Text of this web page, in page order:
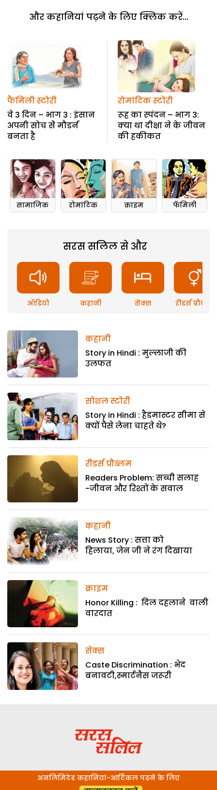
और कहानियां पढ़ने के लिए क्लिक करें...
फैमिली स्टोरी
वे 3 दिन – भाग 3 : इंसान
अपनी सोच सेे मौडर्न
बनता है
रोमांटिक स्टोरी
रूह का स्पंदन – भाग 3:
क्या था दीक्षा ने के जीवन
की हकीकत
सामाजिक रोमांटिक क्राइम फॅमिली
सरस सलिल से और
ऑडियो कहानी सेक्स रीडर्स प्रौब्लम
कहानी
Story in Hindi : मुल्लाजी की
उलफत
सोशल स्टोरी
Story in Hindi : हैडमास्टर सीमा से
क्यों पैसे लेना चाहते थे?
रीडर्स प्रौब्लम
Readers Problem: सच्ची सलाह
-जीवन और रिश्तों के सवाल
कहानी
News Story : सत्ता को
हिलाया, जेन जी ने रंग दिखाया
क्राइम
Honor Killing : दिल दहलाने वाली
वारदात
सेक्स
Caste Discrimination : भेद
बनावटी,स्मार्टनैस जरूरी
अनलिमिटेड कहानियां-आर्टिकल पढ़ने के लिए